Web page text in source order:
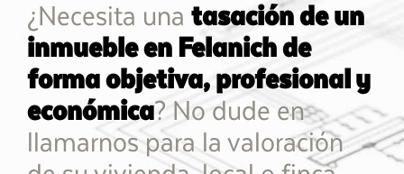
¿Necesita una tasación de un
inmueble en Felanich de
forma objetiva, profesional y
económica? No dude en
llamarnos para la valoración